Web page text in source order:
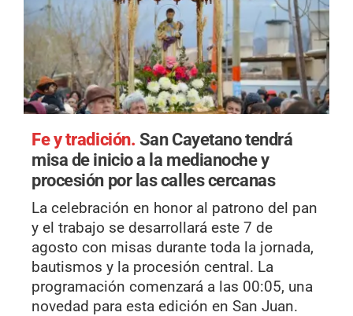
Fe y tradición. San Cayetano tendrá
misa de inicio a la medianoche y
procesión por las calles cercanas
La celebración en honor al patrono del pan
y el trabajo se desarrollará este 7 de
agosto con misas durante toda la jornada,
bautismos y la procesión central. La
programación comenzará a las 00:05, una
novedad para esta edición en San Juan.